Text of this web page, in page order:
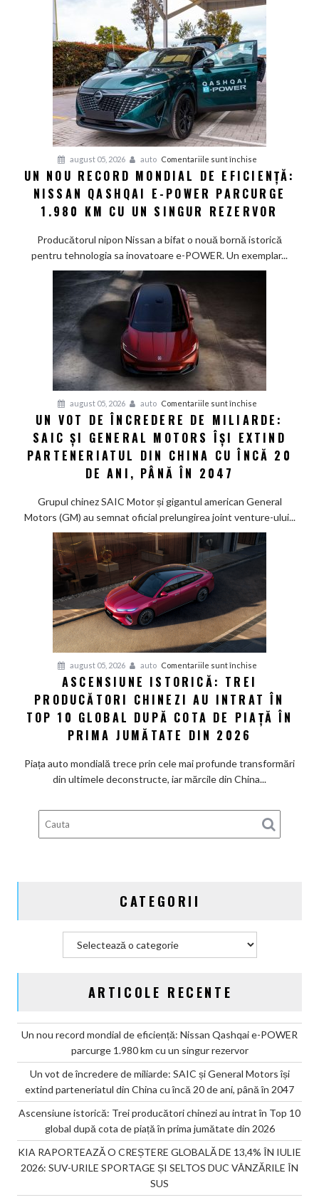
august 05, 2026 auto Comentariile sunt închise
Un
nou
record
de
eficiență:
1.980
km
cu
un
rezervor
UN NOU RECORD MONDIAL DE EFICIENȚĂ:
NISSAN QASHQAI E-POWER PARCURGE
1.980 KM CU UN SINGUR REZERVOR
Producătorul nipon Nissan a bifat o nouă bornă istorică
pentru tehnologia sa inovatoare e-POWER. Un exemplar...
august 05, 2026 auto Comentariile sunt închise
Un
vot
de
miliarde:
General
Motors
parteneriatul
din
China
cu
ani,
2047
UN VOT DE ÎNCREDERE DE MILIARDE:
SAIC ȘI GENERAL MOTORS ÎȘI EXTIND
PARTENERIATUL DIN CHINA CU ÎNCĂ 20
DE ANI, PÂNĂ ÎN 2047
Grupul chinez SAIC Motor și gigantul american General
Motors (GM) au semnat oficial prelungirea joint venture-ului...
august 05, 2026 auto Comentariile sunt închise
istorică:
Trei
producători
au
10
global
prima
ASCENSIUNE ISTORICĂ: TREI
PRODUCĂTORI CHINEZI AU INTRAT ÎN
TOP 10 GLOBAL DUPĂ COTA DE PIAȚĂ ÎN
PRIMA JUMĂTATE DIN 2026
Piața auto mondială trece prin cele mai profunde transformări
din ultimele deconstructe, iar mărcile din China...
CATEGORII
ARTICOLE RECENTE
Un nou record mondial de eficiență: Nissan Qashqai e-POWER
parcurge 1.980 km cu un singur rezervor
Un vot de încredere de miliarde: SAIC și General Motors își
extind parteneriatul din China cu încă 20 de ani, până în 2047
Ascensiune istorică: Trei producători chinezi au intrat în Top 10
global după cota de piață în prima jumătate din 2026
KIA RAPORTEAZĂ O CREȘTERE GLOBALĂ DE 13,4% ÎN IULIE
2026: SUV-URILE SPORTAGE ȘI SELTOS DUC VÂNZĂRILE ÎN
SUS